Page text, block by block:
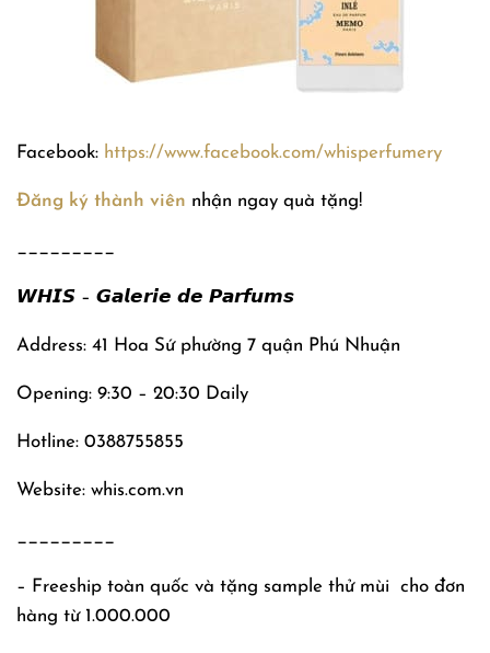
Facebook: https://www.facebook.com/whisperfumery
Đăng ký thành viên nhận ngay quà tặng!
_________
𝙒𝙃𝙄𝙎 – 𝙂𝙖𝙡𝙚𝙧𝙞𝙚 𝙙𝙚 𝙋𝙖𝙧𝙛𝙪𝙢𝙨
Address: 41 Hoa Sứ phường 7 quận Phú Nhuận
Opening: 9:30 – 20:30 Daily
Hotline: 0388755855
Website: whis.com.vn
_________
– Freeship toàn quốc và tặng sample thử mùi
cho đơn
hàng từ 1.000.000